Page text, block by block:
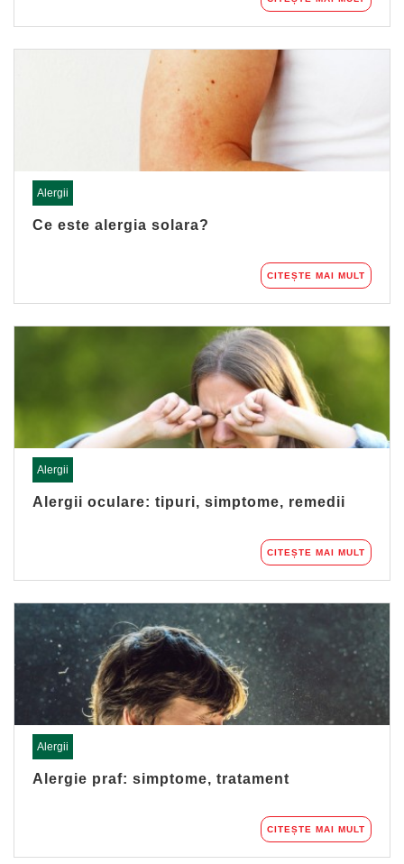
Alergii
Ce este alergia solara?
CITEȘTE MAI MULT
Alergii
Alergii oculare: tipuri, simptome, remedii
CITEȘTE MAI MULT
Alergii
Alergie praf: simptome, tratament
CITEȘTE MAI MULT